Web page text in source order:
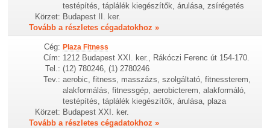
testépítés, táplálék kiegészítők, árulása, zsírégetés
Körzet: Budapest II. ker.
Tovább a részletes cégadatokhoz »
Cég: Plaza Fitness
Cím: 1212 Budapest XXI. ker., Rákóczi Ferenc út 154-170.
Tel.: (12) 780246, (1) 2780246
Tev.: aerobic, fitness, masszázs, szolgáltató, fitnessterem,
alakformálás, fitnessgép, aerobicterem, alakformáló,
testépítés, táplálék kiegészítők, árulása, plaza
Körzet: Budapest XXI. ker.
Tovább a részletes cégadatokhoz »